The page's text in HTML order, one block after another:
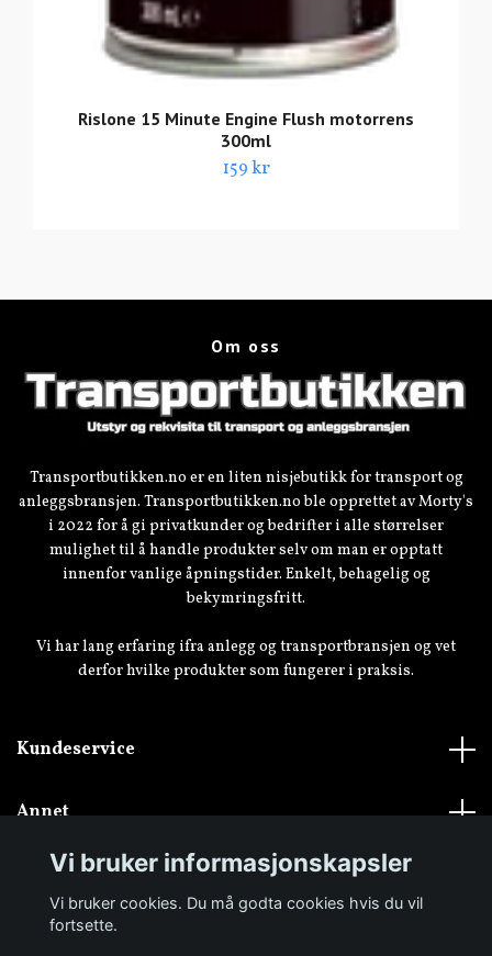
Rislone 15 Minute Engine Flush motorrens
300ml
159 kr
Om oss
Transportbutikken.no er en liten nisjebutikk for transport og
anleggsbransjen. Transportbutikken.no ble opprettet av Morty's
i 2022 for å gi privatkunder og bedrifter i alle størrelser
mulighet til å handle produkter selv om man er opptatt
innenfor vanlige åpningstider. Enkelt, behagelig og
bekymringsfritt.
Vi har lang erfaring ifra anlegg og transportbransjen og vet
derfor hvilke produkter som fungerer i praksis.
Kundeservice
Annet
Vi bruker informasjonskapsler
Vi bruker cookies. Du må godta cookies hvis du vil
fortsette.